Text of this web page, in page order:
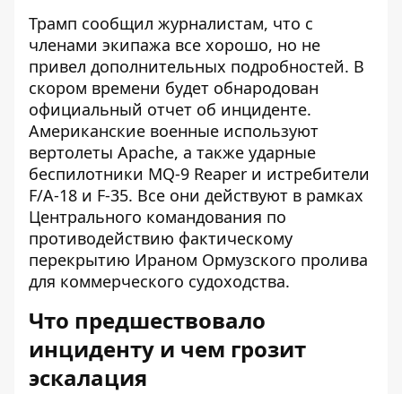
Трамп сообщил журналистам, что с
членами экипажа все хорошо, но не
привел дополнительных подробностей. В
скором времени будет обнародован
официальный отчет об инциденте.
Американские военные используют
вертолеты Apache, а также ударные
беспилотники MQ-9 Reaper и истребители
F/A-18 и F-35. Все они действуют в рамках
Центрального командования по
противодействию фактическому
перекрытию Ираном Ормузского пролива
для коммерческого судоходства.
Что предшествовало
инциденту и чем грозит
эскалация